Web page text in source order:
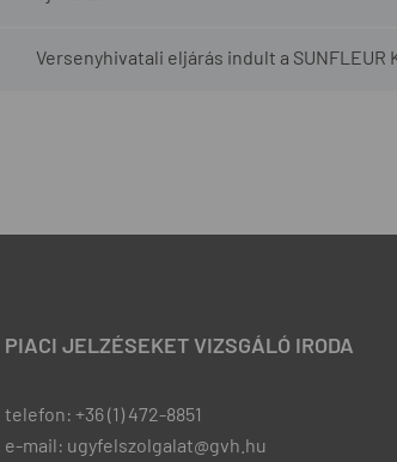
Versenyhivatali eljárás indult a
PIACI JELZÉSEKET VIZSGÁLÓ IRODA
telefon: +36 (1) 472-8851
e-mail: ugyfelszolgalat@gvh.hu